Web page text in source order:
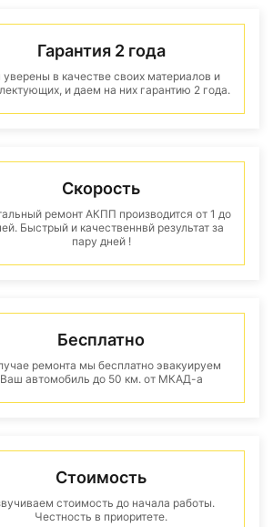
Гарантия 2 года
в качестве своих материалов и
и даем на них гарантию 2 года.
Скорость
ремонт АКПП производится от 1 до
Быстрый и качественнвй результат за
пару дней !
Бесплатно
ремонта мы бесплатно эвакуируем
Ваш автомобиль до 50 км. от МКАД-а
Стоимость
стоимость до начала работы.
Честность в приоритете.